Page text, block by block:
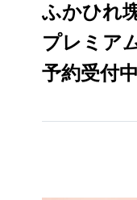
ふかひれ
プレミア
予約受付中